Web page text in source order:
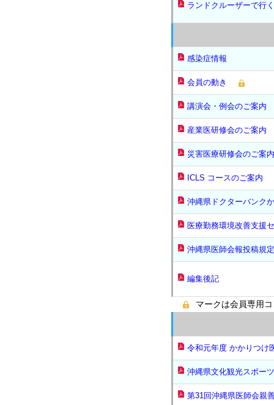
ランドクルーザーで行
感染症情報
会員の動き
講演会・例会のご案内
産業医研修会のご案内
災害医療研修会のご案内
ICLS コースのご案内
沖縄県ドクターバンク
医療勤務環境改善支援
沖縄県医師会報投稿規定
編集後記
マークは会員専用
令和元年度 かかりつけ
沖縄県文化観光スポー
第31回沖縄県医師会親